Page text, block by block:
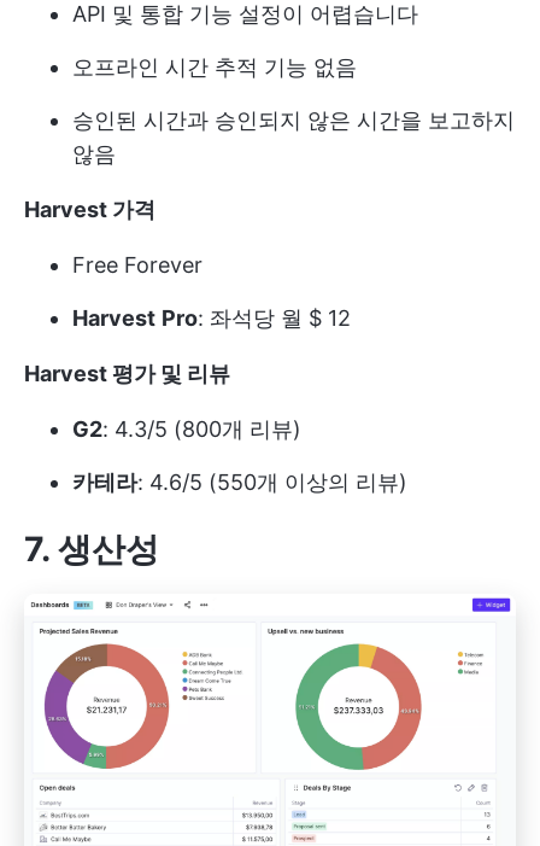
API 및 통합 기능 설정이 어렵습니다
오프라인 시간 추적 기능 없음
승인된 시간과 승인되지 않은 시간을 보고하지
않음
Harvest 가격
Free Forever
Harvest Pro: 좌석당 월 $ 12
Harvest 평가 및 리뷰
G2: 4.3/5 (800개 리뷰)
카테라: 4.6/5 (550개 이상의 리뷰)
7. 생산성